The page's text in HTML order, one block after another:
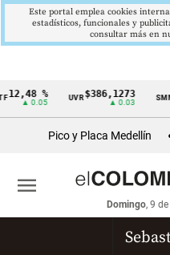
Cintillo
económicos
Colombia
12,48 %
▲ 0.05
UVR$386,1273
▲ 0.03
Pico y Placa Medellín
Domingo, 9
menu
Este portal emplea cookies
estadísticos, funcionales y
consultar más en